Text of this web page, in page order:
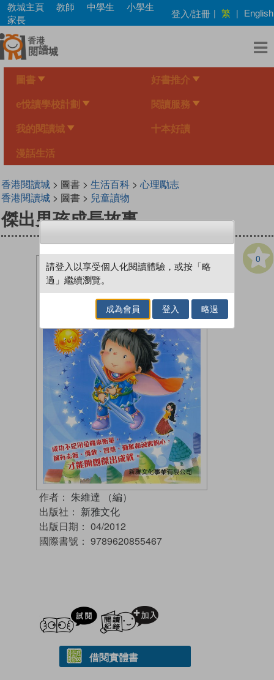
Skip
main
content
教城主頁 教師 中學生
小學生
家長
登入/註冊 | 繁 | English
圖書 好書推介
e悅讀學校計劃 閱讀服務
我的閱讀城 十本好讀
漫話生活
香港閱讀城> 圖書 > 生活百科> 心理勵志
香港閱讀城> 圖書 > 兒童讀物
傑出男孩成長故事
0
作者： 朱維達 （編）
出版社： 新雅文化
出版日期： 04/2012
國際書號： 9789620855467
試閲
借閱實體書
請登入以享受個人化閱讀體驗，或按「略
過」繼續瀏覽。
成為會員 登入 略過